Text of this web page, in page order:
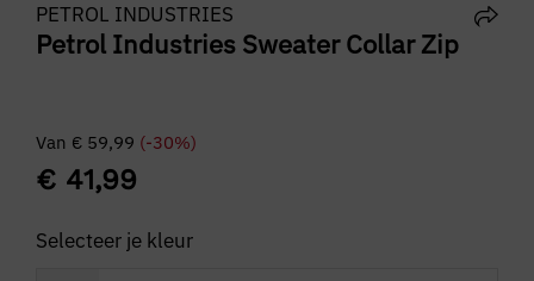
PETROL INDUSTRIES
Petrol Industries Sweater Collar Zip
Van € 59,99 (-30%)
€ 41,99
Selecteer je kleur